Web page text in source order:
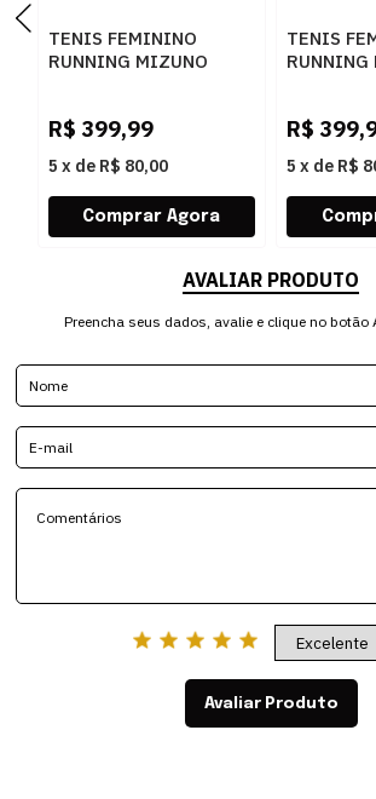
TENIS FEMININO
RUNNING MIZUNO
R$ 399,99
5 x de R$ 80,00
TENIS
RUNNING
R$
5 x de R$
AVALIAR PRODUTO
Preencha seus dados, avalie e clique no botão
Avaliar Produto